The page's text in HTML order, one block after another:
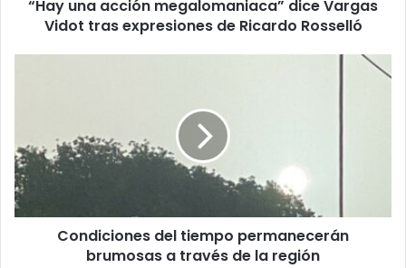
Ricardo
“Hay una acción megalomaniaca” dice Vargas
Vidot tras expresiones de Ricardo Rosselló
brumosas
a
través
de
la
Condiciones del tiempo permanecerán
brumosas a través de la región